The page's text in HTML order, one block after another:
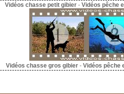
Vidéos chasse petit gibier- Vidéos pêche
Vidéos chasse gros gibier- Vidéos pêche